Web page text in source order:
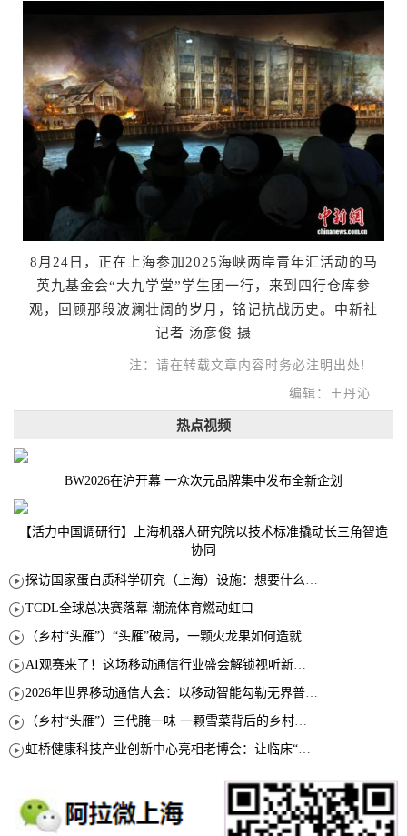
8月24日，正在上海参加2025海峡两岸青年汇活动的马
英九基金会“大九学堂”学生团一行，来到四行仓库参
观，回顾那段波澜壮阔的岁月，铭记抗战历史。中新社
记者 汤彦俊 摄
注：请在转载文章内容时务必注明出处!
编辑：王丹沁
热点视频
BW2026在沪开幕 一众次元品牌集中发布全新企划
【活力中国调研行】上海机器人研究院以技术标准撬动长三角智造
协同
探访国家蛋白质科学研究（上海）设施：想要什么蛋白 AI直接设计合成
TCDL全球总决赛落幕 潮流体育燃动虹口
（乡村“头雁”）“头雁”破局，一颗火龙果如何造就沪上乡村特色产业化路径
AI观赛来了！这场移动通信行业盛会解锁视听新玩法
2026年世界移动通信大会：以移动智能勾勒无界普惠新愿景
（乡村“头雁”）三代腌一味 一颗雪菜背后的乡村致富经
虹桥健康科技产业创新中心亮相老博会：让临床“需求”定义银发经济新生态